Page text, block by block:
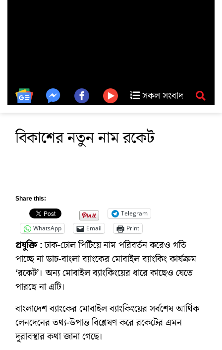
সকল সংবাদ
বিকাশের নতুন নাম রকেট
Share this:
Telegram
WhatsApp
Email Print
প্রযুক্তি :ঢাক-ঢোল পিটিয়ে নাম পরিবর্তন করেও গতি
পাচ্ছে না ডাচ-বাংলা ব্যাংকের মোবাইল ব্যাংকিং কার্যক্রম
‘রকেট’। অন্য মোবাইল ব্যাংকিংয়ের ধারে কাছেও যেতে
পারছে না এটি।
বাংলাদেশ ব্যাংকের মোবাইল ব্যাংকিংয়ের সর্বশেষ আর্থিক
লেনদেনের তথ্য-উপাত্ত বিশ্লেষণ করে রকেটের এমন
দূরাবস্থার কথা জানা গেছে।